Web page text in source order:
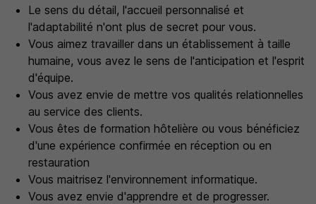
Le sens du détail, l'accueil personnalisé et
l'adaptabilité n'ont plus de secret pour vous.
Vous aimez travailler dans un établissement à taille
humaine, vous avez le sens de l'anticipation et l'esprit
d'équipe.
Vous avez envie de mettre vos qualités relationnelles
au service des clients.
Vous êtes de formation hôtelière ou vous bénéficiez
d'une expérience confirmée en réception ou en
restauration
Vous maitrisez l'environnement informatique.
Vous avez envie d'apprendre et de progresser.